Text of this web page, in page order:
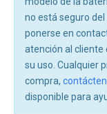
no está seguro
ponerse en
atención al cliente
su uso. Cualquier
compra,
disponible para